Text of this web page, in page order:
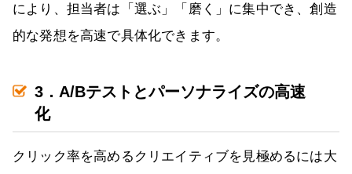
により、担当者は「選ぶ」「磨く」に集中でき、創造
的な発想を高速で具体化できます。
3．A/Bテストとパーソナライズの高速
化
クリック率を高めるクリエイティブを見極めるには大